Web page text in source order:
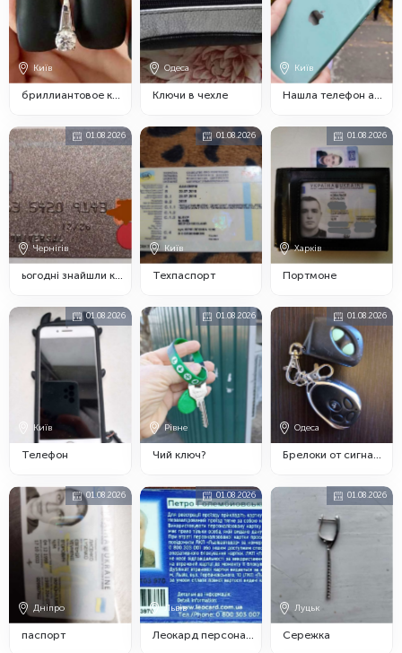
Київ
бриллиантовое кольцо
Одеса
Ключи в чехле
Київ
Нашла телефон айфон 11
01.08.2026
Чернігів
01.08.2026
Київ
Техпаспорт
01.08.2026
Харків
Портмоне
01.08.2026
Київ
Телефон
01.08.2026
Рівне
Чий ключ?
01.08.2026
Одеса
Брелоки от сигнализации
01.08.2026
Дніпро
паспорт
01.08.2026
Львів
01.08.2026
Луцьк
Сережка